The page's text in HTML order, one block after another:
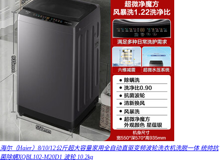
海尔（Haier）8/10/12公斤超大容量家用全自动直驱变频波轮洗衣机洗脱一体 统帅抗
菌除螨XQBL102-M20D1 波轮 10.2kg